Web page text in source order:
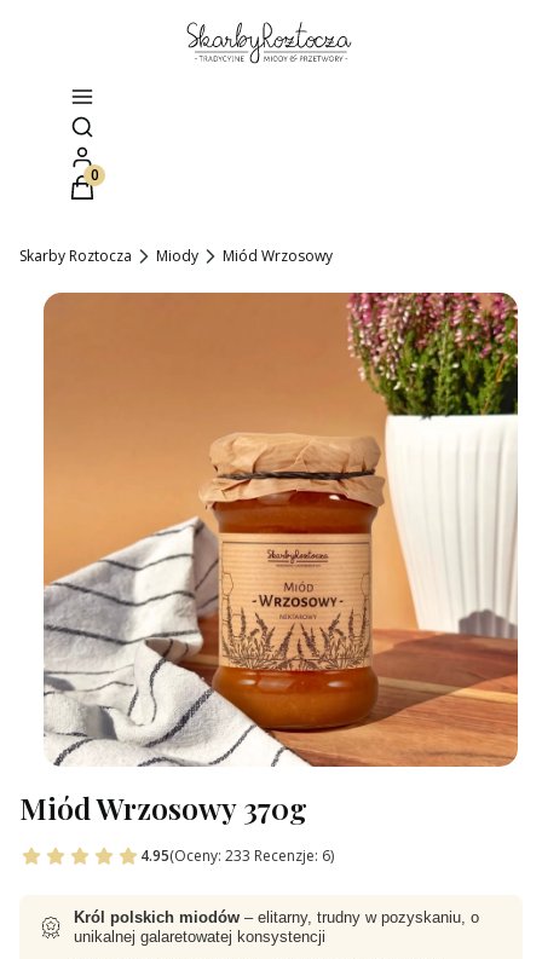
Otwórz wyszukiwarkę
Produkty w koszyku: 0. Zobacz szczegóły
Skarby Roztocza Miody Miód Wrzosowy
Miód Wrzosowy 370g
4.95(Oceny: 233 Recenzje: 6)
Król polskich miodów – elitarny, trudny w pozyskaniu, o
unikalnej galaretowatej konsystencji